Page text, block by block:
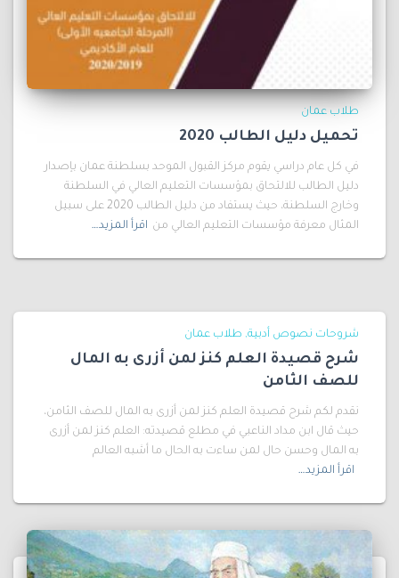
طلاب عمان
تحميل دليل الطالب 2020
في كل عام دراسي يقوم مركز القبول الموحد بسلطنة عمان بإصدار
دليل الطالب للالتحاق بمؤسسات التعليم العالي في السلطنة
وخارج السلطنة، حيث يستفاد من دليل الطالب 2020 على سبيل
المثال معرفة مؤسسات التعليم العالي من اقرأ المزيد…
شروحات نصوص أدبية طلاب عمان
شرح قصيدة العلم كنز لمن أزرى به المال
للصف الثامن
نقدم لكم شرح قصيدة العلم كنز لمن أزرى به المال للصف الثامن،
حيث قال ابن مداد الناعبي في مطلع قصيدته: العلم كنز لمن أزرى
به المال وحسن حال لمن ساءت به الحال ما أشبه العالم
اقرأ المزيد…